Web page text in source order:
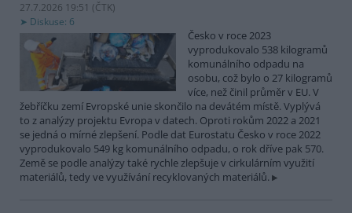
27.7.2026 19:51 (ČTK)
Diskuse: 6
Česko v roce 2023
vyprodukovalo 538 kilogramů
komunálního odpadu na
osobu, což bylo o 27 kilogramů
více, než činil průměr v EU. V
žebříčku zemí Evropské unie skončilo na devátém místě. Vyplývá
to z analýzy projektu Evropa v datech. Oproti rokům 2022 a 2021
se jedná o mírné zlepšení. Podle dat Eurostatu Česko v roce 2022
vyprodukovalo 549 kg komunálního odpadu, o rok dříve pak 570.
Země se podle analýzy také rychle zlepšuje v cirkulárním využití
materiálů, tedy ve využívání recyklovaných materiálů.